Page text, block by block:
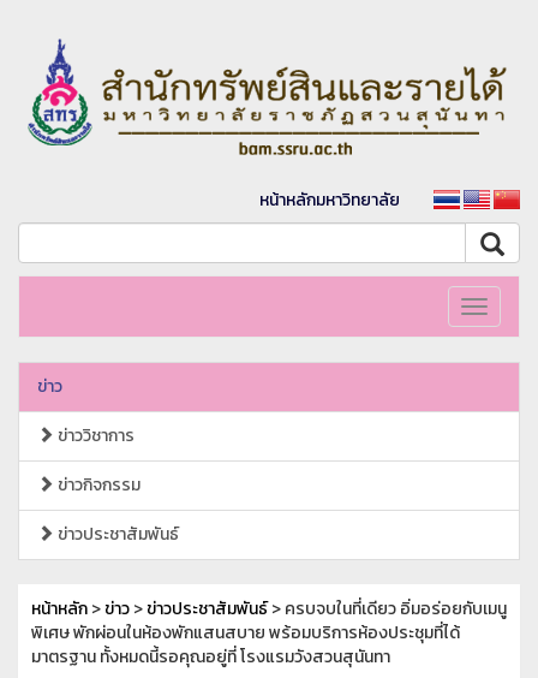
หน้าหลักมหาวิทยาลัย
Toggle
ข่าว
ข่าววิชาการ
ข่าวกิจกรรม
ข่าวประชาสัมพันธ์
หน้าหลัก>ข่าว>ข่าวประชาสัมพันธ์> ครบจบในที่เดียว อิ่มอร่อยกับเมนู
พิเศษ พักผ่อนในห้องพักแสนสบาย พร้อมบริการห้องประชุมที่ได้
มาตรฐาน ทั้งหมดนี้รอคุณอยู่ที่ โรงแรมวังสวนสุนันทา